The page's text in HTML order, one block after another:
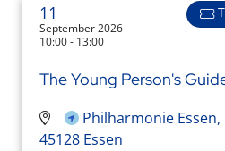
11
September 2026
10:00 - 13:00
The Young Person's
Philharmonie Essen,
45128 Essen